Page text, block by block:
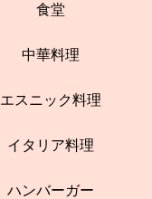
食堂
中華料理
エスニック料理
イタリア料理
ハンバーガー